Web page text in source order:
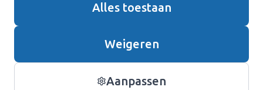
Genderopmerking
© Winweb Informationstechnologie GmbH
Alles toestaan
Weigeren
Aanpassen